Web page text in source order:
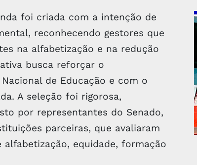
foi criada com a intenção de
reconhecendo gestores que
na alfabetização e na redução
busca reforçar o
de Educação e com o
A seleção foi rigorosa,
por representantes do Senado,
parceiras, que avaliaram
equidade, formação